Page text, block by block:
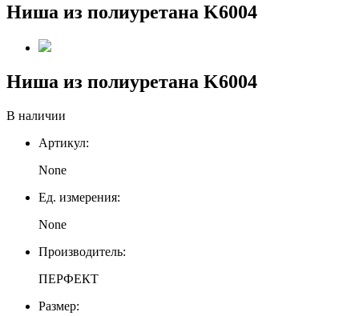
Ниша из полиуретана K6004
Ниша из полиуретана K6004
В наличии
Артикул:
None
Ед. измерения:
None
Производитель:
ПЕРФЕКТ
Размер: